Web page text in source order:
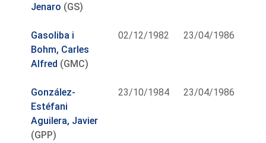
Jenaro (GS)
Gasoliba i
Bohm, Carles
Alfred (GMC)
02/12/1982 23/04/1986
González-
Estéfani
Aguilera, Javier
(GPP)
23/10/1984 23/04/1986